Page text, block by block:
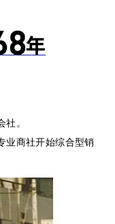
。
业商社开始综合型销